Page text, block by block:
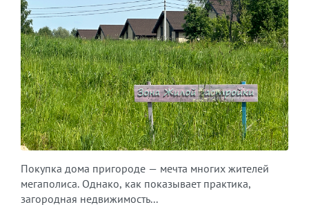
Покупка дома пригороде — мечта многих жителей
мегаполиса. Однако, как показывает практика,
загородная недвижимость...